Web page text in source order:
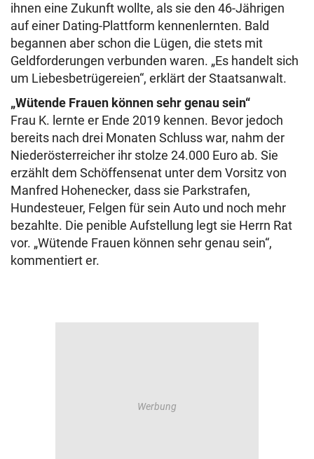
ihnen eine Zukunft wollte, als sie den 46-Jährigen
auf einer Dating-Plattform kennenlernten. Bald
begannen aber schon die Lügen, die stets mit
Geldforderungen verbunden waren. „Es handelt sich
um Liebesbetrügereien“, erklärt der Staatsanwalt.
„Wütende Frauen können sehr genau sein“
Frau K. lernte er Ende 2019 kennen. Bevor jedoch
bereits nach drei Monaten Schluss war, nahm der
Niederösterreicher ihr stolze 24.000 Euro ab. Sie
erzählt dem Schöffensenat unter dem Vorsitz von
Manfred Hohenecker, dass sie Parkstrafen,
Hundesteuer, Felgen für sein Auto und noch mehr
bezahlte. Die penible Aufstellung legt sie Herrn Rat
vor. „Wütende Frauen können sehr genau sein“,
kommentiert er.